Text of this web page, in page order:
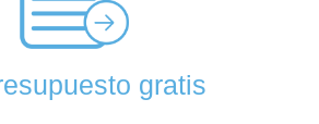
gratis